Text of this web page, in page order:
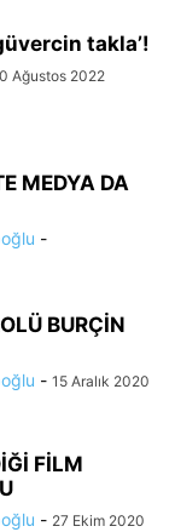
takla’!
Ağustos 2022
MEDYA DA
-
BURÇİN
- 15 Aralık 2020
FİLM
- 27 Ekim 2020